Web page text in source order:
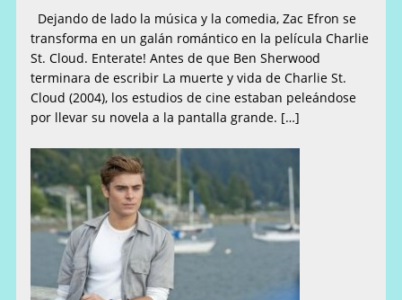
Dejando de lado la música y la comedia, Zac Efron se
transforma en un galán romántico en la película Charlie
St. Cloud. Enterate! Antes de que Ben Sherwood
terminara de escribir La muerte y vida de Charlie St.
Cloud (2004), los estudios de cine estaban peleándose
por llevar su novela a la pantalla grande. […]